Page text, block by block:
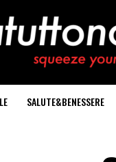
SALUTE&BENESSERE